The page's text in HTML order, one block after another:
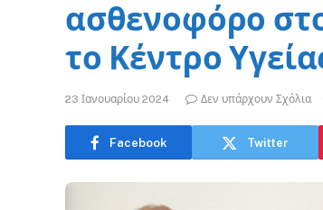
ασθενοφόρο
το Κέντρο
23 Ιανουαρίου 2024 Δεν υπάρχουν Σχόλια
Facebook Twitter